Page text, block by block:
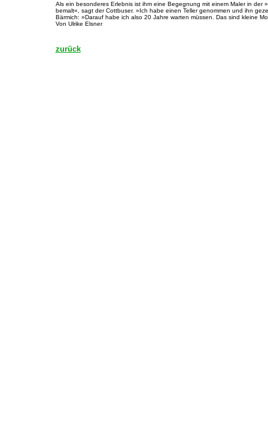
Als ein besonderes Erlebnis ist ihm eine Begegnung mit einem Maler in
bemalt«, sagt der Cottbuser. »Ich habe einen Teller genommen und ihn
Bärmich: »Darauf habe ich also 20 Jahre warten müssen. Das sind kleine
Von Ulrike Elsner
zurück